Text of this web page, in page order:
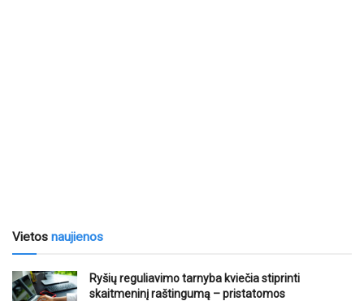
Vietos naujienos
Ryšių reguliavimo tarnyba kviečia stiprinti
skaitmeninį raštingumą – pristatomos